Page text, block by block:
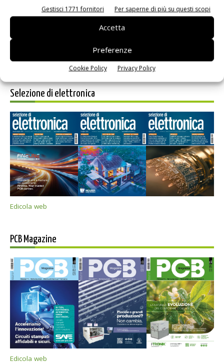
Gestisci 1771 fornitori Per saperne di più su questi scopi
Accetta
Preferenze
Cookie Policy Privacy Policy
Selezione di elettronica
Edicola web
PCB Magazine
Edicola web